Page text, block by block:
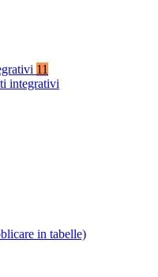
11
integrativi
in tabelle)